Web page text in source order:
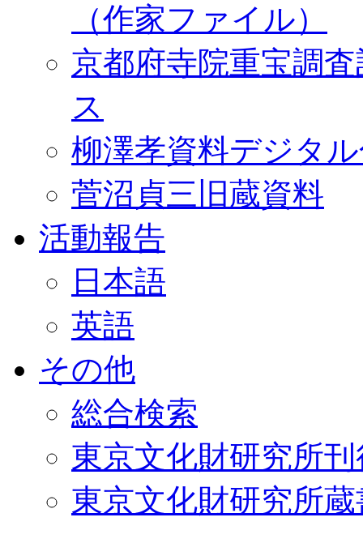
（作家ファイル）
京都府寺院重宝調
ス
柳澤孝資料デジタ
菅沼貞三旧蔵資料
活動報告
日本語
英語
その他
総合検索
東京文化財研究所
東京文化財研究所